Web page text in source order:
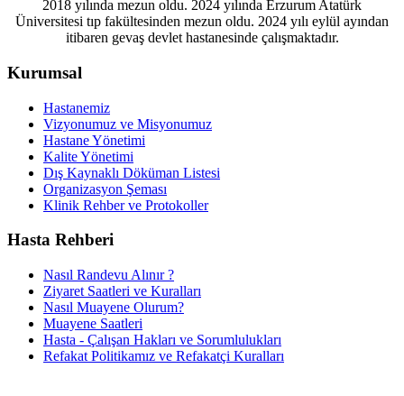
2018 yılında mezun oldu. 2024 yılında Erzurum Atatürk
Üniversitesi tıp fakültesinden mezun oldu. 2024 yılı eylül ayından
itibaren gevaş devlet hastanesinde çalışmaktadır.
Kurumsal
Hastanemiz
Vizyonumuz ve Misyonumuz
Hastane Yönetimi
Kalite Yönetimi
Dış Kaynaklı Döküman Listesi
Organizasyon Şeması
Klinik Rehber ve Protokoller
Hasta Rehberi
Nasıl Randevu Alınır ?
Ziyaret Saatleri ve Kuralları
Nasıl Muayene Olurum?
Muayene Saatleri
Hasta - Çalışan Hakları ve Sorumlulukları
Refakat Politikamız ve Refakatçi Kuralları